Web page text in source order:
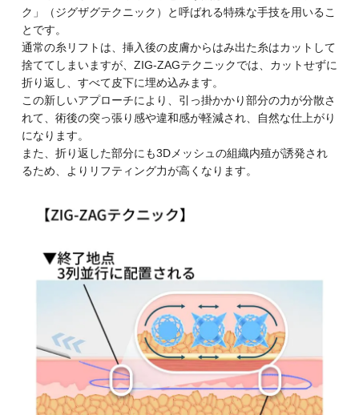
ク」（ジグザグテクニック）と呼ばれる特殊な手技を用いるこ
とです。
通常の糸リフトは、挿入後の皮膚からはみ出た糸はカットして
捨ててしまいますが、ZIG-ZAGテクニックでは、カットせずに
折り返し、すべて皮下に埋め込みます。
この新しいアプローチにより、引っ掛かかり部分の力が分散さ
れて、術後の突っ張り感や違和感が軽減され、自然な仕上がり
になります。
また、折り返した部分にも3Dメッシュの組織内殖が誘発され
るため、よりリフティング力が高くなります。